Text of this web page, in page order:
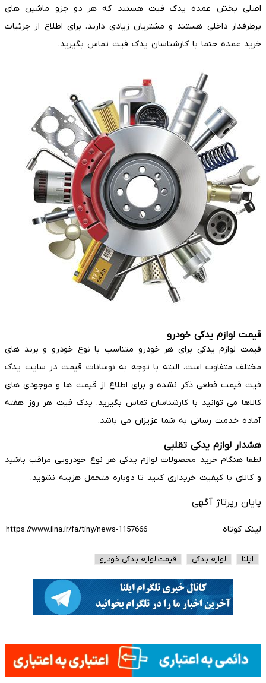
اصلی پخش عمده یدک فیت هستند که هر دو جزو ماشین های
پرطرفدار داخلی هستند و مشتریان زیادی دارند. برای اطلاع از جزئیات
خرید عمده حتما با کارشناسان یدک فیت تماس بگیرید.
قیمت لوازم یدکی خودرو
قیمت لوازم یدکی برای هر خودرو متناسب با نوع خودرو و برند های
مختلف متفاوت است. البته با توجه به نوسانات قیمت در سایت یدک
فیت قیمت قطعی ذکر نشده و برای اطلاع از قیمت ها و موجودی های
کالاها می توانید با کارشناسان تماس بگیرید. یدک فیت هر روز هفته
آماده خدمت رسانی به شما عزیزان می باشد.
هشدار لوازم یدکی تقلبی
لطفا هنگام خرید محصولات لوازم یدکی هر نوع خودرویی مراقب باشید
و کالای با کیفیت خریداری کنید تا دوباره متحمل هزینه نشوید.
پایان رپرتاژ آگهی
لینک کوتاه
ایلنا لوازم یدکی قیمت لوازم یدکی خودرو